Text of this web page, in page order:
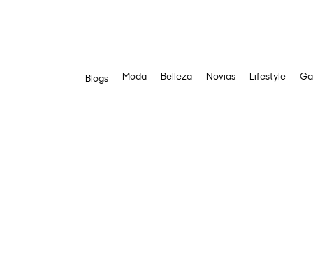
Blogs Moda Belleza Novias Lifestyle